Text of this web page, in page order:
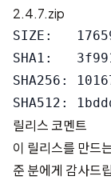
2.4.7.zip
SIZE:
SHA1:
SHA256:
릴리스 코멘트
이 릴리스를 만드
준 분에게 감사드